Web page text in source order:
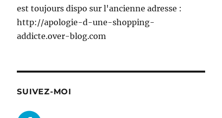
est toujours dispo sur l'ancienne adresse :
http://apologie-d-une-shopping-
addicte.over-blog.com
SUIVEZ-MOI